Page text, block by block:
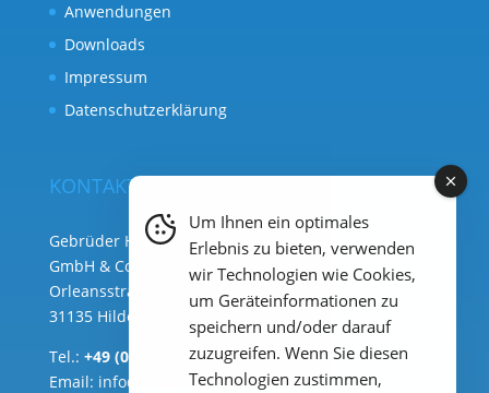
Anwendungen
Downloads
Impressum
Datenschutzerklärung
KONTAKT
Gebrüder Heyl Analysentechnik
GmbH & Co. KG ( Hauptsitz )
Orleansstraße 75b
31135 Hildesheim
Tel.: +49 (0) 51 21 289 33 – 0
Email: info@heylanalysis.de
Um Ihnen ein optimales
Erlebnis zu bieten, verwenden
wir Technologien wie Cookies,
um Geräteinformationen zu
speichern und/oder darauf
zuzugreifen. Wenn Sie diesen
Technologien zustimmen,